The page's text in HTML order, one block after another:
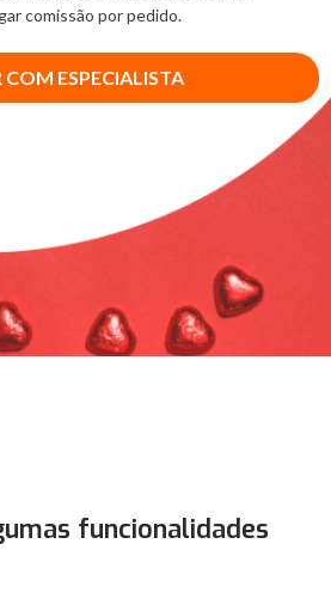
comissão por pedido.
COM ESPECIALISTA
funcionalidades